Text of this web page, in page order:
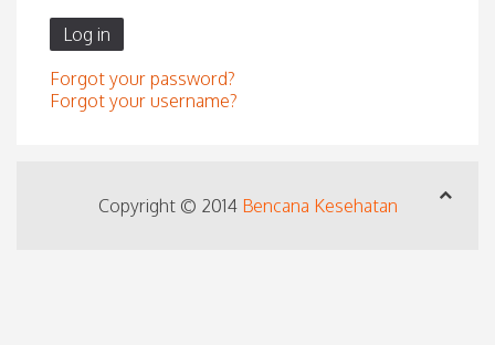
Log in
Forgot your password?
Forgot your username?
Copyright © 2014 Bencana Kesehatan